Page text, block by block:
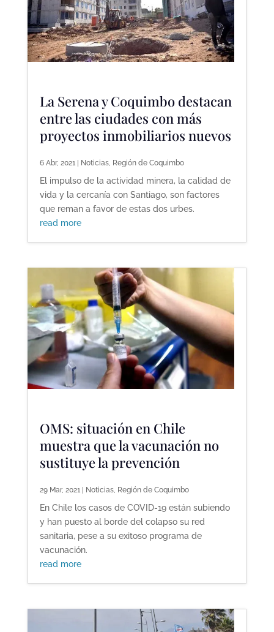
La Serena y Coquimbo destacan
entre las ciudades con más
proyectos inmobiliarios nuevos
6 Abr, 2021| Noticias, Región de Coquimbo
El impulso de la actividad minera, la calidad de
vida y la cercanía con Santiago, son factores
que reman a favor de estas dos urbes.
read more
OMS: situación en Chile
muestra que la vacunación no
sustituye la prevención
29 Mar, 2021| Noticias, Región de Coquimbo
En Chile los casos de COVID-19 están subiendo
y han puesto al borde del colapso su red
sanitaria, pese a su exitoso programa de
vacunación.
read more